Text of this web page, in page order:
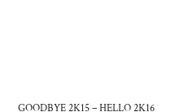
GOODBYE 2K15 – HELLO 2K16